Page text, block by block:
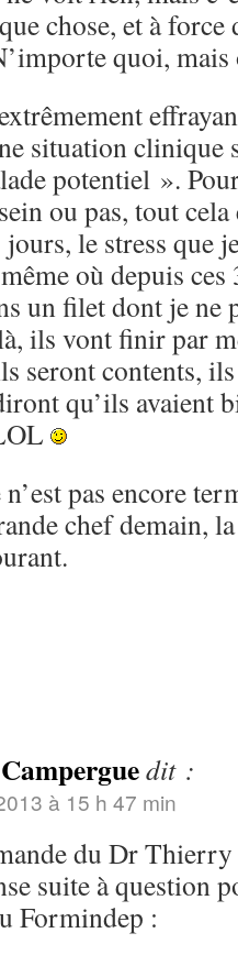
chose, et à
quoi,
situation
potentiel ».
ou pas, tout cela
le stress que
où depuis
un filet dont je ne
ils vont finir par
seront contents,
qu’ils avaient
pas encore
chef demain,
dit :
à 15 h 47 min
du Dr
suite à question
Formindep :